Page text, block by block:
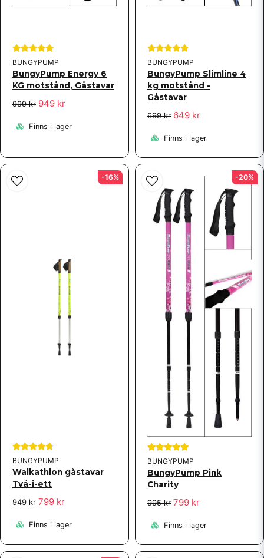
BUNGYPUMP
BungyPump Energy 6
KG motstånd, Gåstavar
999 kr 949 kr
Finns i lager
BUNGYPUMP
BungyPump Slimline 4
kg motstånd -
Gåstavar
699 kr 649 kr
Finns i lager
BUNGYPUMP
Walkathlon gåstavar
Två-i-ett
949 kr 799 kr
Finns i lager
-16%
BUNGYPUMP
BungyPump Pink
Charity
995 kr 799 kr
Finns i lager
-20%